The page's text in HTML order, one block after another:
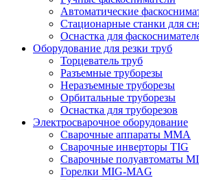
Автоматические
Стационарные станки для
Оснастка для
Оборудование для резки труб
Торцеватель труб
Разъемные труборезы
Неразъемные труборезы
Орбитальные труборезы
Оснастка для труборезов
Электросварочное оборудование
Сварочные аппараты MMA
Сварочные инверторы TIG
Сварочные полуавтоматы
Горелки MIG-MAG